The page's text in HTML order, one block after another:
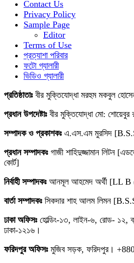
Contact Us
Privacy Policy
Sample Page
Editor
Terms of Use
প্রত্যাশা পরিবার
ফটো গ্যালারী
ভিডিও গ্যালারী
প্রতিষ্ঠাতাঃ বীর মুক্তিযোদ্ধা মরহুম মকবুল
প্রধান উপদেষ্টাঃ বীর মুক্তিযোদ্ধা মো: শোয়েবুর
সম্পাদক ও প্রকাশকঃ এ.এস.এম মুরসিদ
প্রধান সম্পাদকঃ গাজী শাহিদুজ্জামান লিটন
কোর্ট]
নির্বাহী সম্পাদকঃ আনমূল আহমেদ অর্থী [LL
বার্তা সম্পাদকঃ সিকদার শাহ আলম লিমন
ঢাকা অফিসঃ হোল্ডিং-১৩, লাইন-৬, রোড- ১২,
ঢাকা-১২১৬।
ফরিদপুর অফিসঃ মুজিব সড়ক, ফরিদপুর।